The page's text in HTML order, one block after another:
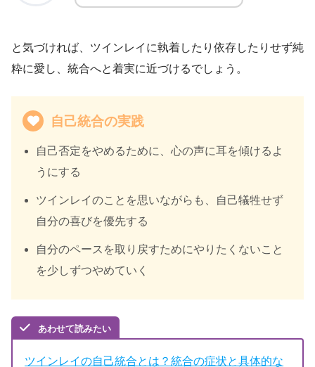
と気づければ、ツインレイに執着したり依存したりせず純
粋に愛し、統合へと着実に近づけるでしょう。
自己統合の実践
自己否定をやめるために、心の声に耳を傾けるよ
うにする
ツインレイのことを思いながらも、自己犠牲せず
自分の喜びを優先する
自分のペースを取り戻すためにやりたくないこと
を少しずつやめていく
あわせて読みたい
ツインレイの自己統合とは？統合の症状と具体的な